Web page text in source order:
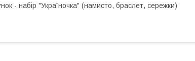
- набір "Україночка" (намисто, браслет, сережки)